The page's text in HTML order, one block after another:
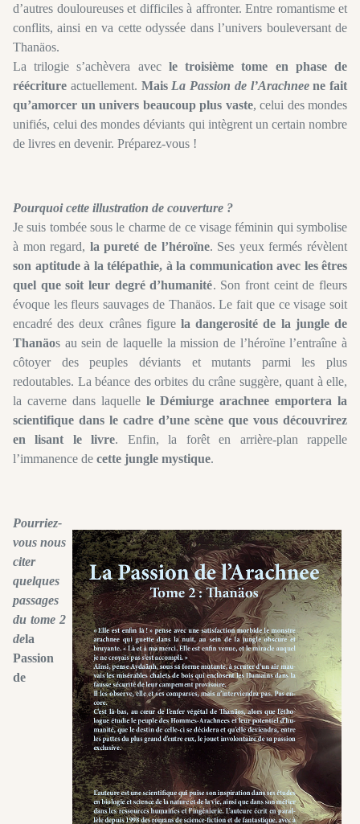
d’autres douloureuses et difficiles à affronter. Entre romantisme et
conflits, ainsi en va cette odyssée dans l’univers bouleversant de
Thanäos.
La trilogie s’achèvera avec le troisième tome en phase de
réécriture actuellement. Mais La Passion de l’Arachneene fait
qu’amorcer un univers beaucoup plus vaste, celui des mondes
unifiés, celui des mondes déviants qui intègrent un certain nombre
de livres en devenir. Préparez-vous !
Pourquoi cette illustration de couverture ?
Je suis tombée sous le charme de ce visage féminin qui symbolise
à mon regard, la pureté de l’héroïne. Ses yeux fermés révèlent
son aptitude à la télépathie, à la communication avec les êtres
quel que soit leur degré d’humanité. Son front ceint de fleurs
évoque les fleurs sauvages de Thanäos. Le fait que ce visage soit
encadré des deux crânes figure la dangerosité de la jungle de
Thanäos au sein de laquelle la mission de l’héroïne l’entraîne à
côtoyer des peuples déviants et mutants parmi les plus
redoutables. La béance des orbites du crâne suggère, quant à elle,
la caverne dans laquelle le Démiurge arachnee emportera la
scientifique dans le cadre d’une scène que vous découvrirez
en lisant le livre. Enfin, la forêt en arrière-plan rappelle
l’immanence de cette jungle mystique.
Pourriez-
vous nous
citer
quelques
passages
du tome 2
dela
Passion
de